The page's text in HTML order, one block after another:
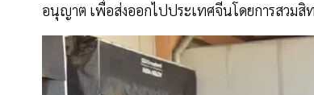
อนุญาต เพื่อส่งออกไปประเทศจีนโดยการสวม